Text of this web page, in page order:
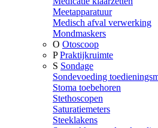
Meetapparatuur
Medisch afval verwerking
Mondmaskers
O Otoscoop
P Praktijkruimte
S Sondage
Sondevoeding
Stoma toebehoren
Stethoscopen
Saturatiemeters
Steeklakens